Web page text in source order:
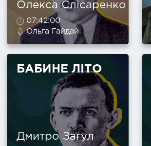
Олекса Слісаренко
07:42:00
Ольга Гайдай
БАБИНЕ ЛІТО
Дмитро Загул